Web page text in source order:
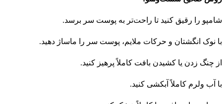
شامپو را رقیق کنید تا راحت‌تر به پوست سر برسد.
با نوک انگشتان و حرکات ملایم، پوست سر را ماساژ دهید.
از چنگ زدن یا کشیدن بافت کاملاً پرهیز کنید.
با آب ولرم کاملاً آبکشی کنید.